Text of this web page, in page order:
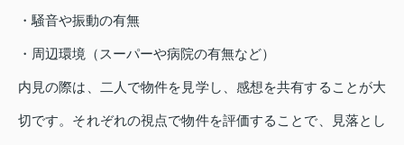
・騒音や振動の有無
・周辺環境（スーパーや病院の有無など）
内見の際は、二人で物件を見学し、感想を共有することが大
切です。それぞれの視点で物件を評価することで、見落とし